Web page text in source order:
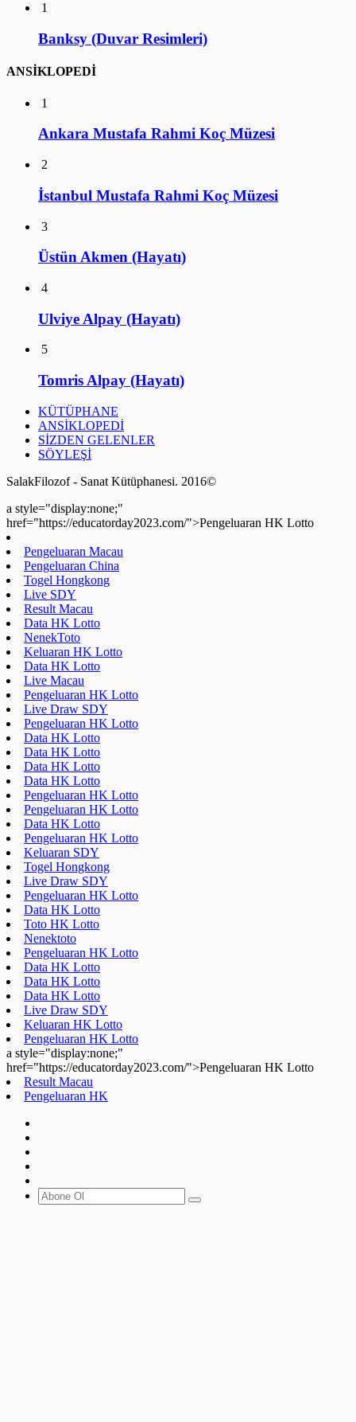
1
Banksy (Duvar Resimleri)
ANSİKLOPEDİ
1
Ankara Mustafa Rahmi Koç Müzesi
2
İstanbul Mustafa Rahmi Koç Müzesi
3
Üstün Akmen (Hayatı)
4
Ulviye Alpay (Hayatı)
5
Tomris Alpay (Hayatı)
KÜTÜPHANE
ANSİKLOPEDİ
SİZDEN GELENLER
SÖYLEŞİ
SalakFilozof - Sanat Kütüphanesi. 2016©
a style="display:none;"
href="https://educatorday2023.com/">Pengeluaran HK Lotto
Pengeluaran Macau
Pengeluaran China
Togel Hongkong
Live SDY
Result Macau
Data HK Lotto
NenekToto
Keluaran HK Lotto
Data HK Lotto
Live Macau
Pengeluaran HK Lotto
Live Draw SDY
Pengeluaran HK Lotto
Data HK Lotto
Data HK Lotto
Data HK Lotto
Data HK Lotto
Pengeluaran HK Lotto
Pengeluaran HK Lotto
Data HK Lotto
Pengeluaran HK Lotto
Keluaran SDY
Togel Hongkong
Live Draw SDY
Pengeluaran HK Lotto
Data HK Lotto
Toto HK Lotto
Nenektoto
Pengeluaran HK Lotto
Data HK Lotto
Data HK Lotto
Data HK Lotto
Live Draw SDY
Keluaran HK Lotto
Pengeluaran HK Lotto
a style="display:none;"
href="https://educatorday2023.com/">Pengeluaran HK Lotto
Result Macau
Pengeluaran HK